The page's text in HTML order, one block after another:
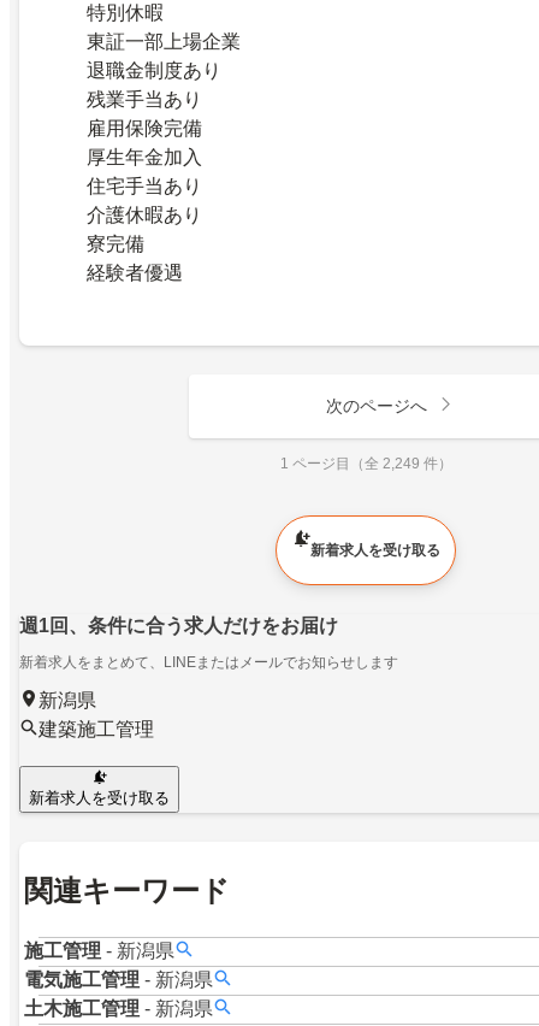
特別休暇
東証一部上場企業
退職金制度あり
残業手当あり
雇用保険完備
厚生年金加入
住宅手当あり
介護休暇あり
寮完備
経験者優遇
次のページへ
1 ページ目（全 2,249 件）
新着求人を受け取る
週1回、条件に合う求人だけをお届け
新着求人をまとめて、LINEまたはメールでお知らせします
新潟県
建築施工管理
新着求人を受け取る
関連キーワード
施工管理 - 新潟県
電気施工管理 - 新潟県
土木施工管理 - 新潟県